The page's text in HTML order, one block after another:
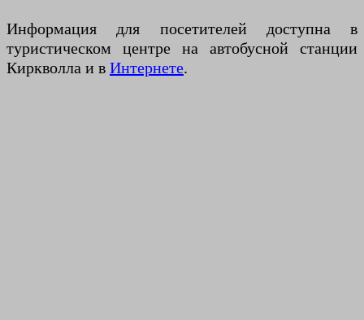
Информация для посетителей доступна в
туристическом центре на автобусной станции
Киркволла и в Интернете.